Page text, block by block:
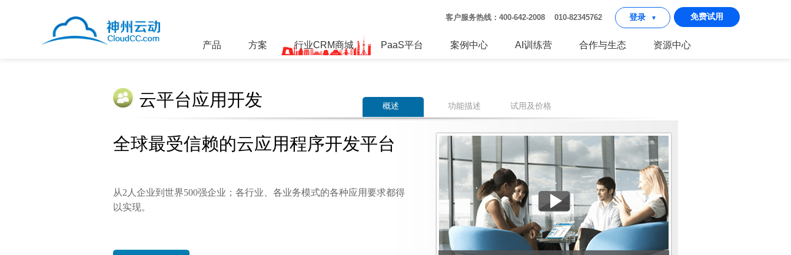
免费试用
登录 ▼
客户服务热线： 400-642-2008 010-82345762
产品 方案 行业CRM商城 PaaS平台 案例中心 AI训练营 合作与生态 资源中心
云平台应用开发 概述 功能描述 试用及价格
全球最受信赖的云应用程序开发平台
从2人企业到世界500强企业；各行业、各业务模式的各种应用要求都得
以实现。